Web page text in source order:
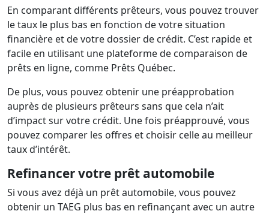
En comparant différents prêteurs, vous pouvez trouver
le taux le plus bas en fonction de votre situation
financière et de votre dossier de crédit. C’est rapide et
facile en utilisant une plateforme de comparaison de
prêts en ligne, comme Prêts Québec.
De plus, vous pouvez obtenir une préapprobation
auprès de plusieurs prêteurs sans que cela n’ait
d’impact sur votre crédit. Une fois préapprouvé, vous
pouvez comparer les offres et choisir celle au meilleur
taux d’intérêt.
Refinancer votre prêt automobile
Si vous avez déjà un prêt automobile, vous pouvez
obtenir un TAEG plus bas en refinançant avec un autre